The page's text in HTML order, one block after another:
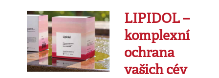
LIPIDOL –
komplexní
ochrana
vašich cév